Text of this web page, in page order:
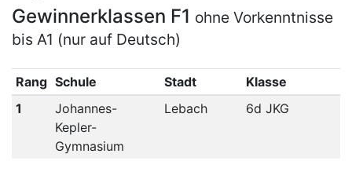
Gewinnerklassen F1 ohne Vorkenntnisse
bis A1 (nur auf Deutsch)
Rang Schule Stadt
Klasse
1
Johannes-
Kepler-
Gymnasium
Lebach 6d JKG